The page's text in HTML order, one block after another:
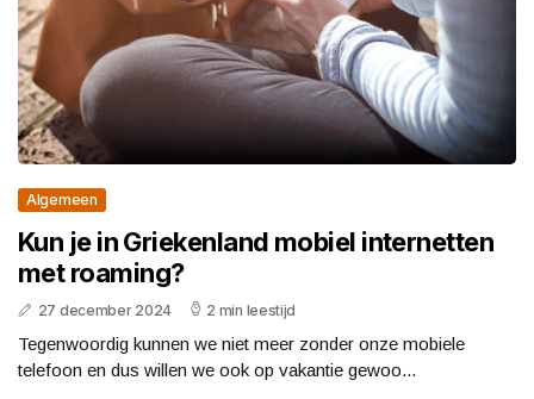
Algemeen
Kun je in Griekenland mobiel internetten
met roaming?
27 december 2024 2 min leestijd
Tegenwoordig kunnen we niet meer zonder onze mobiele
telefoon en dus willen we ook op vakantie gewoo...